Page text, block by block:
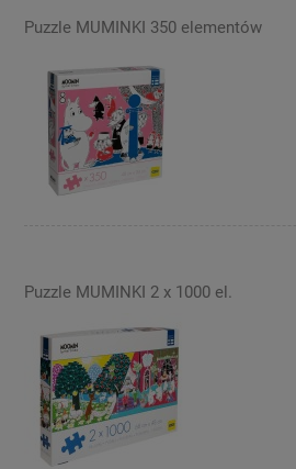
Puzzle MUMINKI 350 elementów
Puzzle MUMINKI 2 x 1000 el.